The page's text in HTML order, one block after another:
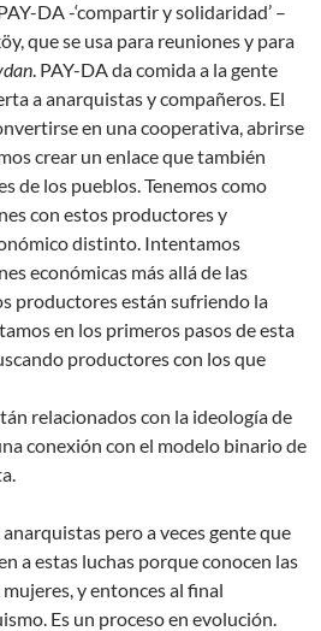
DA -‘compartir y solidaridad’ –
que se usa para reuniones y para
. PAY-DA da comida a la gente
a anarquistas y compañeros. El
en una cooperativa, abrirse
crear un enlace que también
de los pueblos. Tenemos como
con estos productores y
distinto. Intentamos
económicas más allá de las
productores están sufriendo la
en los primeros pasos de esta
productores con los que
relacionados con la ideología de
conexión con el modelo binario de
pero a veces gente que
a estas luchas porque conocen las
y entonces al final
Es un proceso en evolución.